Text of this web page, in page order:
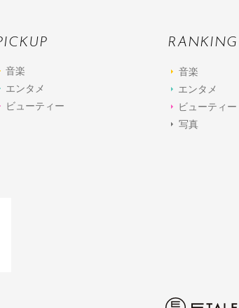
音楽
エンタメ
ビューティー
RANKING
音楽
エンタメ
ビューティー
写真